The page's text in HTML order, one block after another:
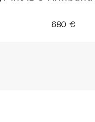
680 €